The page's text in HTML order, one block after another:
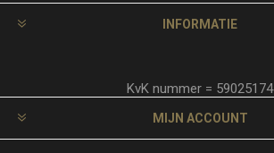
INFORMATIE
KvK nummer = 59025174
MIJN ACCOUNT